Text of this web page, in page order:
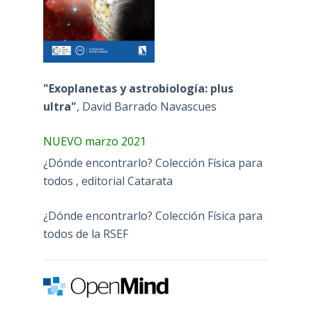
"Exoplanetas y astrobiología: plus
ultra", David Barrado Navascues
NUEVO marzo 2021
¿Dónde encontrarlo? Colección Física para
todos , editorial Catarata
¿Dónde encontrarlo? Colección Física para
todos de la RSEF